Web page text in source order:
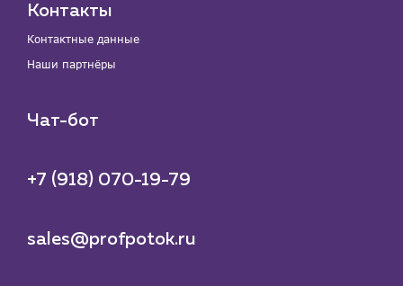
Контакты
Контактные данные
Наши партнёры
Чат-бот
+7 (918) 070-19-79
sales@profpotok.ru